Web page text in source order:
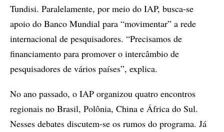
Tundisi. Paralelamente, por meio do IAP, busca-se
apoio do Banco Mundial para “movimentar” a rede
internacional de pesquisadores. “Precisamos de
financiamento para promover o intercâmbio de
pesquisadores de vários países”, explica.
No ano passado, o IAP organizou quatro encontros
regionais no Brasil, Polônia, China e África do Sul.
Nesses debates discutem-se os rumos do programa. Já